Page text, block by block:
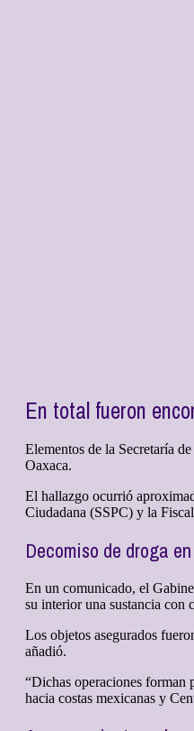
En total fueron
Elementos de la Secretaría
Oaxaca.
El hallazgo ocurrió
Ciudadana (SSPC) y la
Decomiso de droga
En un comunicado, el
su interior una sustancia con
Los objetos asegurados
añadió.
“Dichas operaciones forman
hacia costas mexicanas y